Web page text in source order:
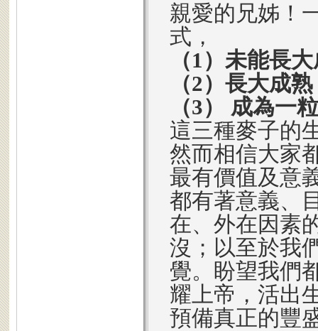
親愛的兄姊！
式，
（1）未能長
（2）長大成
（3） 成為一
這三種麥子的
然而相信大家
最有價值及意
都有著意義、
在、外在因素
沒；以至於我
覺。盼望我們
耀上帝，活出
預備真正的豐